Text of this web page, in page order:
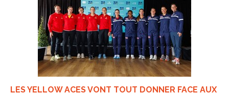
LES YELLOW ACES VONT TOUT DONNER FACE AUX